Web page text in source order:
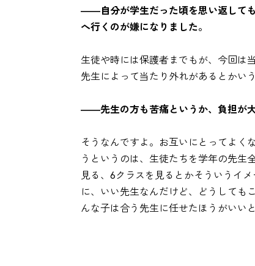
――自分が学生だった頃を思い返して
へ行くのが嫌になりました。
生徒や時には保護者までもが、今回は
先生によって当たり外れがあるとかい
――先生の方も苦痛というか、負担が
そうなんですよ。お互いにとってよく
うというのは、生徒たちを学年の先生
見る、6クラスを見るとかそういうイ
に、いい先生なんだけど、どうしても
んな子は合う先生に任せたほうがいい